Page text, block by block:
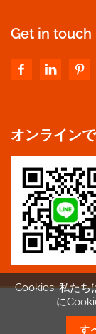
Get in touch
オンライン
Cookies: 私たち
に
す